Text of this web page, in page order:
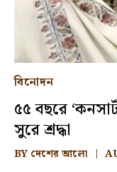
বিনোদন
৫৫ বছরে
সুরে শ্রদ্ধা
BY দেশের আলো